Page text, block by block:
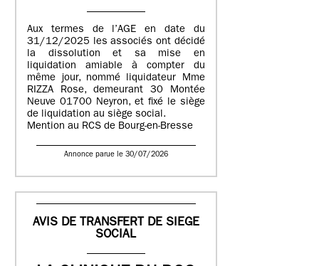
Aux termes de l’AGE en date du
31/12/2025 les associés ont décidé
la dissolution et sa mise en
liquidation amiable à compter du
même jour, nommé liquidateur Mme
RIZZA Rose, demeurant 30 Montée
Neuve 01700 Neyron, et fixé le siège
de liquidation au siège social.
Mention au RCS de Bourg-en-Bresse
Annonce parue le 30/07/2026
AVIS DE TRANSFERT DE SIEGE
SOCIAL